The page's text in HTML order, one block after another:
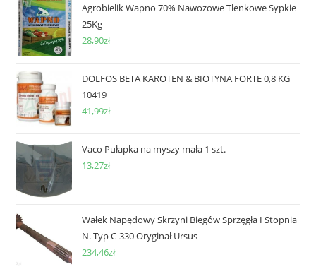
Agrobielik Wapno 70% Nawozowe Tlenkowe Sypkie
25Kg
28,90zł
DOLFOS BETA KAROTEN & BIOTYNA FORTE 0,8 KG
10419
41,99zł
Vaco Pułapka na myszy mała 1 szt.
13,27zł
Wałek Napędowy Skrzyni Biegów Sprzęgła I Stopnia
N. Typ C-330 Oryginał Ursus
234,46zł